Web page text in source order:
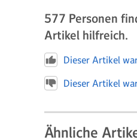
577 Personen
Artikel hilfreich.
Dieser Artikel
Dieser Artikel
Ähnliche